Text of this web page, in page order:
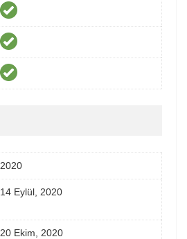
2020
14 Eylül, 2020
20 Ekim, 2020